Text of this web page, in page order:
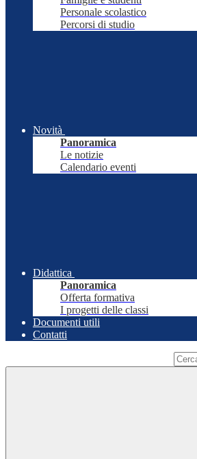
Personale scolastico
Percorsi di studio
Novità
Panoramica
Le notizie
Calendario eventi
Didattica
Panoramica
Offerta formativa
I progetti delle classi
Documenti utili
Contatti